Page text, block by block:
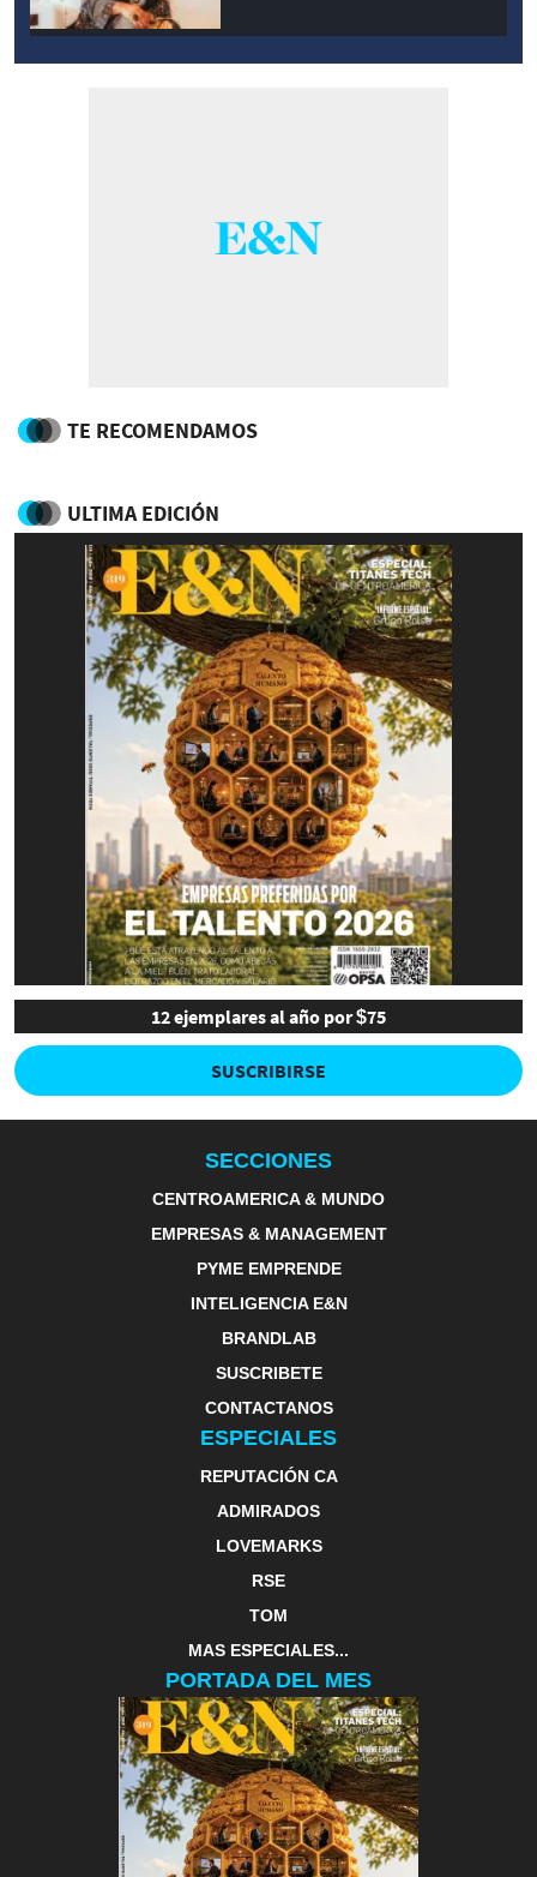
TE RECOMENDAMOS
ULTIMA EDICIÓN
12 ejemplares al año por $75
SUSCRIBIRSE
SECCIONES
CENTROAMERICA & MUNDO
EMPRESAS & MANAGEMENT
PYME EMPRENDE
INTELIGENCIA E&N
BRANDLAB
SUSCRIBETE
CONTACTANOS
ESPECIALES
REPUTACIÓN CA
ADMIRADOS
LOVEMARKS
RSE
TOM
MAS ESPECIALES...
PORTADA DEL MES